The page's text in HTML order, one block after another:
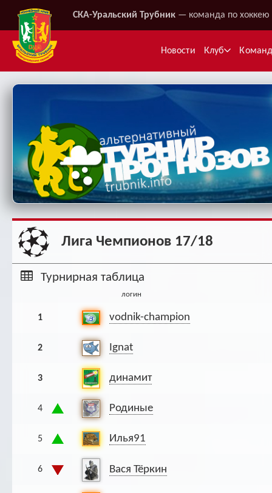
СКА-Уральский Трубник — команда по хоккею
Новости Клуб
Лига Чемпионов 17/18
Турнирная таблица
логин
1 vodnik-champion
2 Ignat
3 динамит
4 Родиные
5 Илья91
6 Вася Тёркин